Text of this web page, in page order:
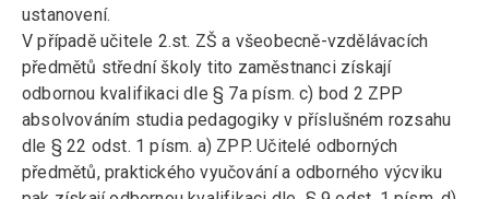
ustanovení.
V případě učitele 2.st. ZŠ a všeobecně-vzdělávacích
předmětů střední školy tito zaměstnanci získají
odbornou kvalifikaci dle § 7a písm. c) bod 2 ZPP
absolvováním studia pedagogiky v příslušném rozsahu
dle § 22 odst. 1 písm. a) ZPP. Učitelé odborných
předmětů, praktického vyučování a odborného výcviku